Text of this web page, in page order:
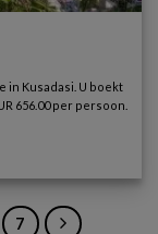
in Kusadasi. U boekt
656.00 per persoon.
7